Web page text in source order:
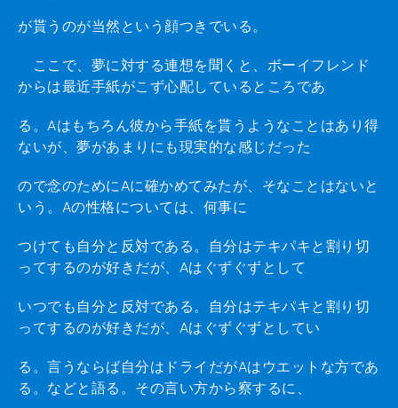
が貰うのが当然という顔つきでいる。
ここで、夢に対する連想を聞くと、ボーイフレンド
からは最近手紙がこず心配しているところであ
る。Aはもちろん彼から手紙を貰うようなことはあり得
ないが、夢があまりにも現実的な感じだった
ので念のためにAに確かめてみたが、そなことはないと
いう。Aの性格については、何事に
つけても自分と反対である。自分はテキパキと割り切
ってするのが好きだが、Aはぐずぐずとして
いつでも自分と反対である。自分はテキパキと割り切
ってするのが好きだが、Aはぐずぐずとしてい
る。言うならば自分はドライだがAはウエットな方であ
る。などと語る。その言い方から察するに、